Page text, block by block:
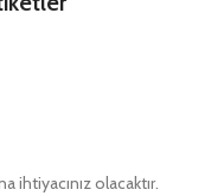
ihtiyacınız olacaktır.